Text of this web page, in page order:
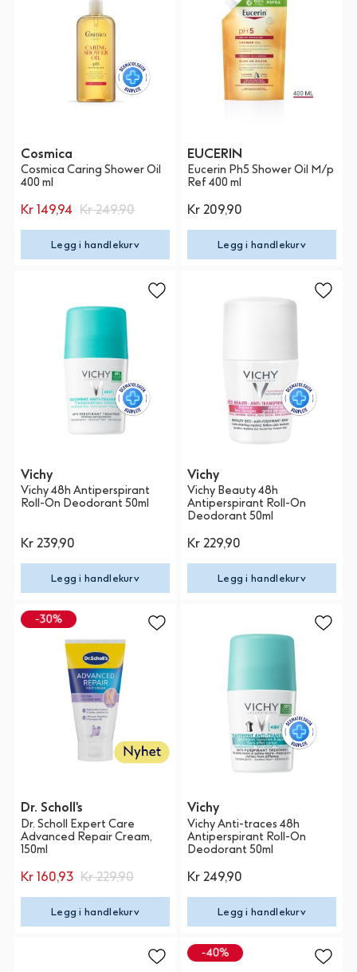
Cosmica
Cosmica Caring Shower Oil
400 ml
Kr 149,94 Kr 249,90
Legg i handlekurv
EUCERIN
Eucerin Ph5 Shower Oil M/p
Ref 400 ml
Kr 209,90
Legg i handlekurv
Vichy
Vichy 48h Antiperspirant
Roll-On Deodorant 50ml
Kr 239,90
Legg i handlekurv
Vichy
Vichy Beauty 48h
Antiperspirant Roll-On
Deodorant 50ml
Kr 229,90
Legg i handlekurv
Dr. Scholl's
Dr. Scholl Expert Care
Advanced Repair Cream,
150ml
Kr 160,93 Kr 229,90
Legg i handlekurv
Vichy
Vichy Anti-traces 48h
Antiperspirant Roll-On
Deodorant 50ml
Kr 249,90
Legg i handlekurv